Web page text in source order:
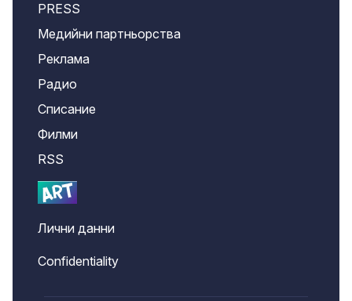
PRESS
Медийни партньорства
Реклама
Радио
Списание
Филми
RSS
Лични данни
Confidentiality